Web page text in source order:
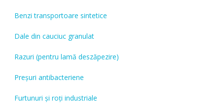
Benzi transportoare sintetice
Dale din cauciuc granulat
Razuri (pentru lamă deszăpezire)
Preșuri antibacteriene
Furtunuri și roți industriale